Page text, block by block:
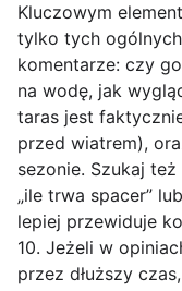
Kluczowym
tylko tych
komentarze: czy
na wodę, jak
taras jest
przed wiatrem),
sezonie. Szukaj
„ile trwa spacer”
lepiej przewiduje
10. Jeżeli w
przez dłuższy